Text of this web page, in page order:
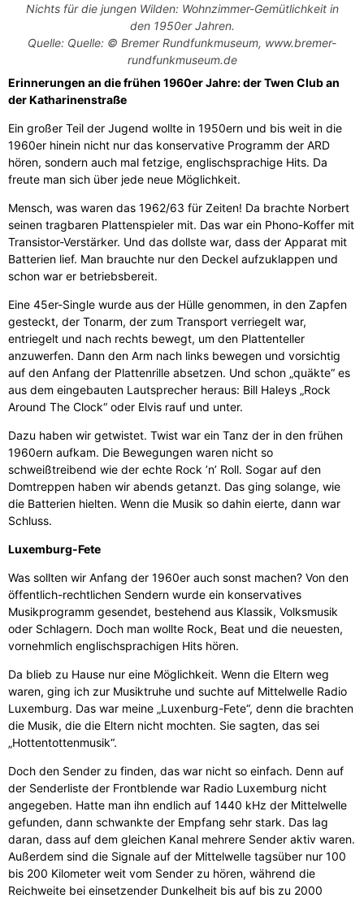
Nichts für die jungen Wilden: Wohnzimmer-Gemütlichkeit in
den 1950er Jahren.
Quelle: Quelle: © Bremer Rundfunkmuseum, www.bremer-
rundfunkmuseum.de
Erinnerungen an die frühen 1960er Jahre: der Twen Club an
der Katharinenstraße
Ein großer Teil der Jugend wollte in 1950ern und bis weit in die
1960er hinein nicht nur das konservative Programm der ARD
hören, sondern auch mal fetzige, englischsprachige Hits. Da
freute man sich über jede neue Möglichkeit.
Mensch, was waren das 1962/63 für Zeiten! Da brachte Norbert
seinen tragbaren Plattenspieler mit. Das war ein Phono-Koffer mit
Transistor-Verstärker. Und das dollste war, dass der Apparat mit
Batterien lief. Man brauchte nur den Deckel aufzuklappen und
schon war er betriebsbereit.
Eine 45er-Single wurde aus der Hülle genommen, in den Zapfen
gesteckt, der Tonarm, der zum Transport verriegelt war,
entriegelt und nach rechts bewegt, um den Plattenteller
anzuwerfen. Dann den Arm nach links bewegen und vorsichtig
auf den Anfang der Plattenrille absetzen. Und schon „quäkte“ es
aus dem eingebauten Lautsprecher heraus: Bill Haleys „Rock
Around The Clock“ oder Elvis rauf und unter.
Dazu haben wir getwistet. Twist war ein Tanz der in den frühen
1960ern aufkam. Die Bewegungen waren nicht so
schweißtreibend wie der echte Rock ’n’ Roll. Sogar auf den
Domtreppen haben wir abends getanzt. Das ging solange, wie
die Batterien hielten. Wenn die Musik so dahin eierte, dann war
Schluss.
Luxemburg-Fete
Was sollten wir Anfang der 1960er auch sonst machen? Von den
öffentlich-rechtlichen Sendern wurde ein konservatives
Musikprogramm gesendet, bestehend aus Klassik, Volksmusik
oder Schlagern. Doch man wollte Rock, Beat und die neuesten,
vornehmlich englischsprachigen Hits hören.
Da blieb zu Hause nur eine Möglichkeit. Wenn die Eltern weg
waren, ging ich zur Musiktruhe und suchte auf Mittelwelle Radio
Luxemburg. Das war meine „Luxenburg-Fete“, denn die brachten
die Musik, die die Eltern nicht mochten. Sie sagten, das sei
„Hottentottenmusik“.
Doch den Sender zu finden, das war nicht so einfach. Denn auf
der Senderliste der Frontblende war Radio Luxemburg nicht
angegeben. Hatte man ihn endlich auf 1440 kHz der Mittelwelle
gefunden, dann schwankte der Empfang sehr stark. Das lag
daran, dass auf dem gleichen Kanal mehrere Sender aktiv waren.
Außerdem sind die Signale auf der Mittelwelle tagsüber nur 100
bis 200 Kilometer weit vom Sender zu hören, während die
Reichweite bei einsetzender Dunkelheit bis auf bis zu 2000